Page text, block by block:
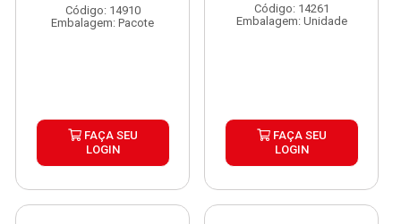
Código: 14910
Embalagem: Pacote
FAÇA SEU
LOGIN
Código: 14261
Embalagem: Unidade
FAÇA SEU
LOGIN